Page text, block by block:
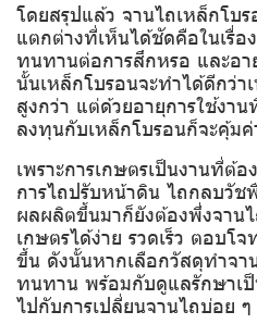
โดยสรุปแล้ว จานไถเหล็กโบ
แตกต่างที่เห็นได้ชัดคือในเรื่อ
ทนทานต่อการสึกหรอ และอา
นั้นเหล็กโบรอนจะทำได้ดีกว่า
สูงกว่า แต่ด้วยอายุการใช้งา
ลงทุนกับเหล็กโบรอนก็จะคุ้มค่
เพราะการเกษตรเป็นงานที่ต้
การไถปรับหน้าดิน ไถกลบวัช
ผลผลิตขึ้นมาก็ยังต้องพึ่งจาน
เกษตรได้ง่าย รวดเร็ว ตอบโ
ขึ้น ดังนั้นหากเลือกวัสดุทำจา
ทนทาน พร้อมกับดูแลรักษาเป็
ไปกับการเปลี่ยนจานไถบ่อย